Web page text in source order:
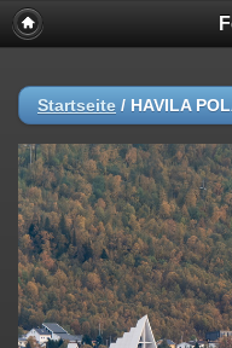
Startseite / HAVILA